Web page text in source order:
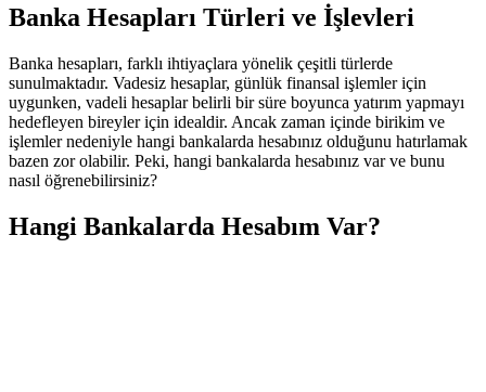
Banka Hesapları Türleri ve İşlevleri
Banka hesapları, farklı ihtiyaçlara yönelik çeşitli türlerde
sunulmaktadır. Vadesiz hesaplar, günlük finansal işlemler için
uygunken, vadeli hesaplar belirli bir süre boyunca yatırım yapmayı
hedefleyen bireyler için idealdir. Ancak zaman içinde birikim ve
işlemler nedeniyle hangi bankalarda hesabınız olduğunu hatırlamak
bazen zor olabilir. Peki, hangi bankalarda hesabınız var ve bunu
nasıl öğrenebilirsiniz?
Hangi Bankalarda Hesabım Var?